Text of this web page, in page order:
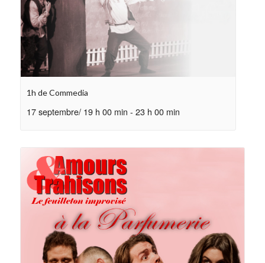
1h de Commedia
17 septembre/ 19 h 00 min - 23 h 00 min